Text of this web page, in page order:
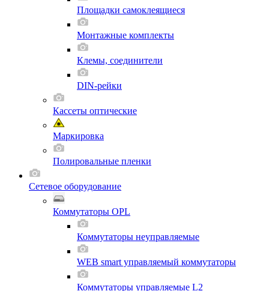
Площадки самоклеящиеся
Монтажные комплекты
Клемы, соединители
DIN-рейки
Кассеты оптические
Маркировка
Полировальные пленки
Сетевое оборудование
Коммутаторы OPL
Коммутаторы неуправляемые
WEB smart управляемый коммутаторы
Коммутаторы управляемые L2